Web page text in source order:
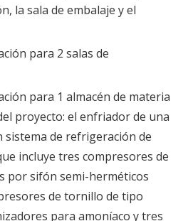
la sala de embalaje y el
para 2 salas de
para 1 almacén de materia
proyecto: el enfriador de una
sistema de refrigeración de
incluye tres compresores de
por sifón semi-herméticos
de tornillo de tipo
para amoníaco y tres